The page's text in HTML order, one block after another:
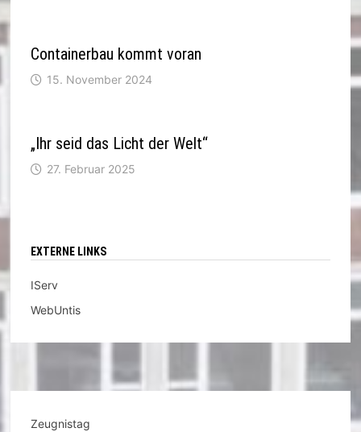
Containerbau kommt voran
15. November 2024
„Ihr seid das Licht der Welt“
27. Februar 2025
EXTERNE LINKS
IServ
WebUntis
Zeugnistag